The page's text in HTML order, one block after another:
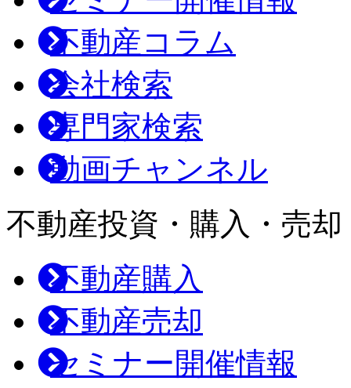
不動産コラム
会社検索
専門家検索
動画チャンネル
不動産投資・購入・売却
不動産購入
不動産売却
セミナー開催情報